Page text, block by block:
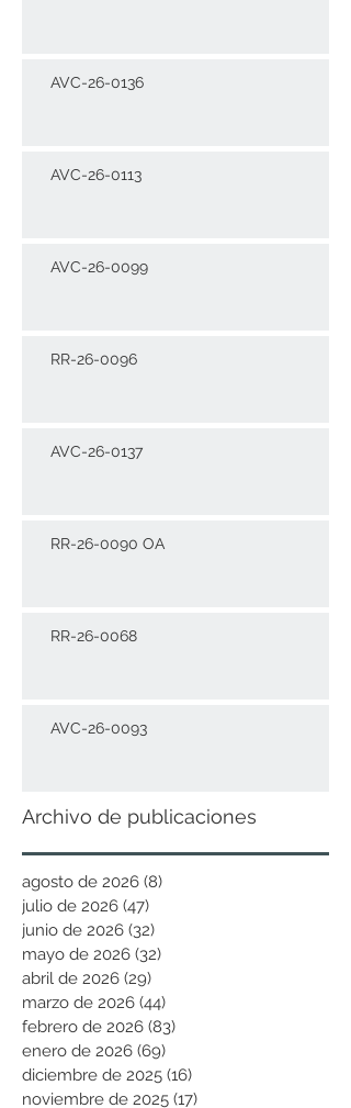
AVC-26-0136
AVC-26-0113
AVC-26-0099
RR-26-0096
AVC-26-0137
RR-26-0090 OA
RR-26-0068
AVC-26-0093
Archivo de publicaciones
agosto de 2026 (8)
julio de 2026 (47)
junio de 2026 (32)
mayo de 2026 (32)
abril de 2026 (29)
marzo de 2026 (44)
febrero de 2026 (83)
enero de 2026 (69)
diciembre de 2025 (16)
noviembre de 2025 (17)